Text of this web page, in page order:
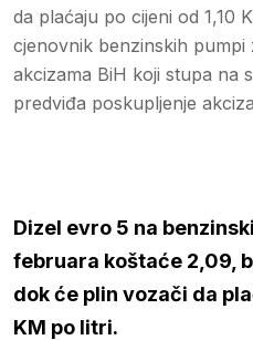
da plaćaju po cijeni od 1,10
cjenovnik benzinskih
akcizama BiH koji stupa na
predviđa poskupljenje
Dizel evro 5 na
februara koštaće 2,09,
dok će plin vozači da
KM po litri.